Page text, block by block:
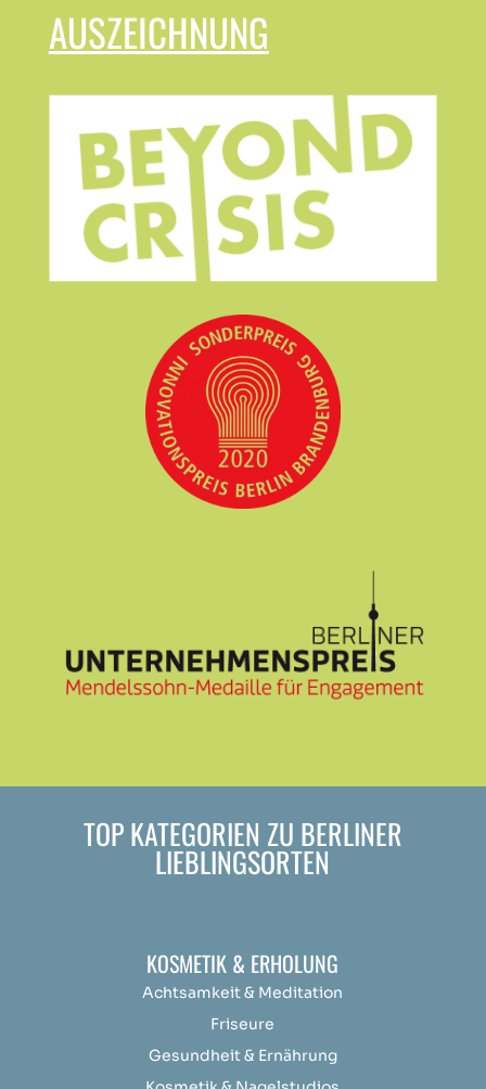
AUSZEICHNUNG
TOP KATEGORIEN ZU BERLINER
LIEBLINGSORTEN
KOSMETIK & ERHOLUNG
Achtsamkeit & Meditation
Friseure
Gesundheit & Ernährung